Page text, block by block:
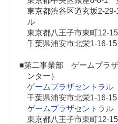
東京都渋谷区道玄坂2-
ル
東京都八王子市東町12-
千葉県浦安市北栄1-16-
■第二事業部 ゲームプラ
ンター）
ゲームプラザセントラ
千葉県浦安市北栄1-16-
ゲームプラザセントラ
東京都八王子市東町12-